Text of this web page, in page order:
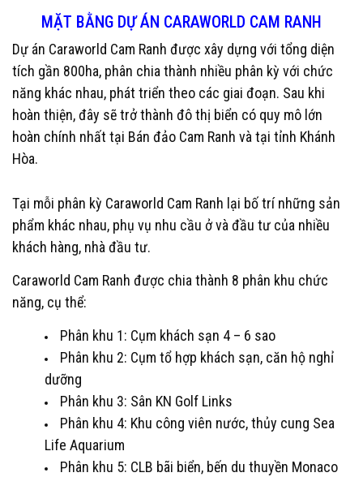
MẶT BẰNG DỰ ÁN CARAWORLD CAM RANH
Dự án Caraworld Cam Ranh được xây dựng với tổng diện
tích gần 800ha, phân chia thành nhiều phân kỳ với chức
năng khác nhau, phát triển theo các giai đoạn. Sau khi
hoàn thiện, đây sẽ trở thành đô thị biển có quy mô lớn
hoàn chính nhất tại Bán đảo Cam Ranh và tại tỉnh Khánh
Hòa.
Tại mỗi phân kỳ Caraworld Cam Ranh lại bố trí những sản
phẩm khác nhau, phụ vụ nhu cầu ở và đầu tư của nhiều
khách hàng, nhà đầu tư.
Caraworld Cam Ranh được chia thành 8 phân khu chức
năng, cụ thể:
Phân khu 1: Cụm khách sạn 4 – 6 sao
Phân khu 2: Cụm tổ hợp khách sạn, căn hộ nghỉ
dưỡng
Phân khu 3: Sân KN Golf Links
Phân khu 4: Khu công viên nước, thủy cung Sea
Life Aquarium
Phân khu 5: CLB bãi biển, bến du thuyền Monaco